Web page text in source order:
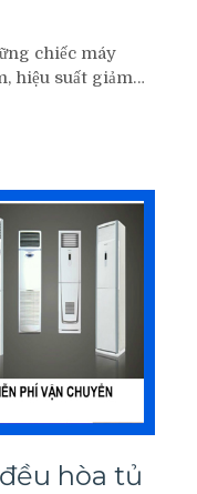
chiếc máy
hiệu suất giảm…
hòa tủ